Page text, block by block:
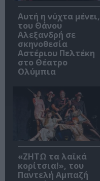
Αυτή η νύχτα μένει,
του Θάνου
Αλεξανδρή σε
σκηνοθεσία
Αστέριου Πελτέκη
στο Θέατρο
Ολύμπια
«ΖΗΤΩ τα λαϊκά
κορίτσια!», του
Παντελή Αμπαζή